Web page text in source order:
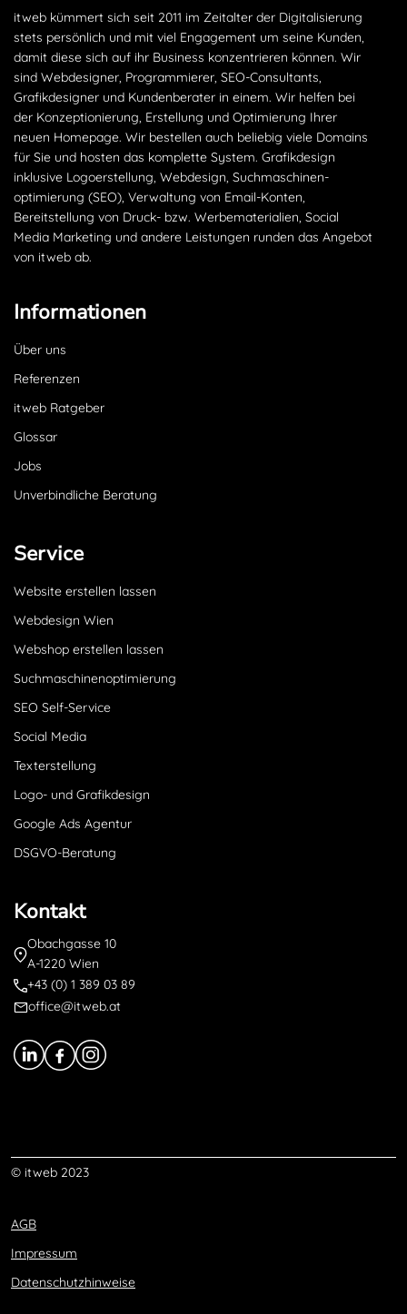
itweb kümmert sich seit 2011 im Zeitalter der Digitalisierung
stets persönlich und mit viel Engagement um seine Kunden,
damit diese sich auf ihr Business konzentrieren können. Wir
sind Webdesigner, Programmierer, SEO-Consultants,
Grafikdesigner und Kundenberater in einem. Wir helfen bei
der Konzeptionierung, Erstellung und Optimierung Ihrer
neuen Homepage. Wir bestellen auch beliebig viele Domains
für Sie und hosten das komplette System. Grafikdesign
inklusive Logoerstellung, Webdesign, Suchmaschinen­
optimierung (SEO), Verwaltung von Email-Konten,
Bereitstellung von Druck- bzw. Werbematerialien, Social
Media Marketing und andere Leistungen runden das Angebot
von itweb ab.
Informationen
Über uns
Referenzen
itweb Ratgeber
Glossar
Jobs
Unverbindliche Beratung
Service
Website erstellen lassen
Webdesign Wien
Webshop erstellen lassen
Suchmaschinenoptimierung
SEO Self-Service
Social Media
Texterstellung
Logo- und Grafikdesign
Google Ads Agentur
DSGVO-Beratung
Kontakt
Obachgasse 10
A-1220 Wien
+43 (0) 1 389 03 89
office@itweb.at
© itweb 2023
AGB
Impressum
Datenschutzhinweise